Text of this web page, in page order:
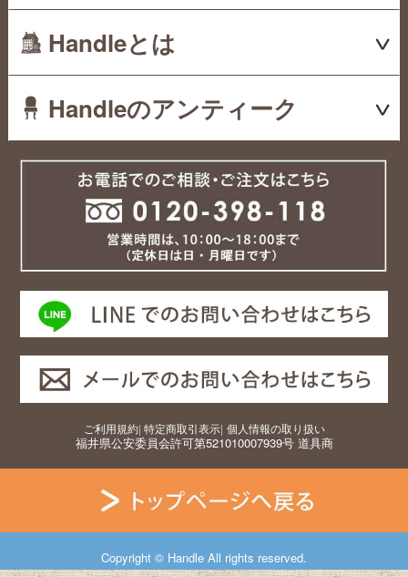
Handleとは
Handleのアンティーク
ご利用規約| 特定商取引表示| 個人情報の取り扱い
福井県公安委員会許可第521010007939号 道具商
Copyright © Handle All rights reserved.